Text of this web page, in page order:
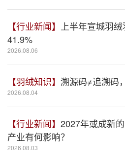
【行业新闻】 上半年宣城羽
41.9%
2026.08.06
【羽绒知识】 溯源码≠追溯码
2026.08.04
【行业新闻】 2027年或成新
产业有何影响？
2026.08.03